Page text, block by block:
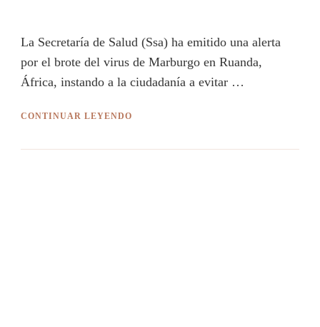
La Secretaría de Salud (Ssa) ha emitido una alerta
por el brote del virus de Marburgo en Ruanda,
África, instando a la ciudadanía a evitar …
CONTINUAR LEYENDO